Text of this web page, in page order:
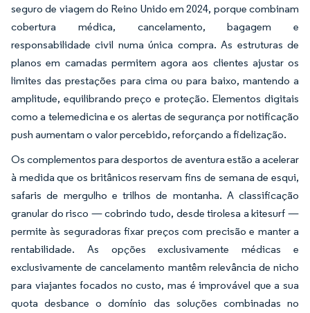
seguro de viagem do Reino Unido em 2024, porque combinam
cobertura médica, cancelamento, bagagem e
responsabilidade civil numa única compra. As estruturas de
planos em camadas permitem agora aos clientes ajustar os
limites das prestações para cima ou para baixo, mantendo a
amplitude, equilibrando preço e proteção. Elementos digitais
como a telemedicina e os alertas de segurança por notificação
push aumentam o valor percebido, reforçando a fidelização.
Os complementos para desportos de aventura estão a acelerar
à medida que os britânicos reservam fins de semana de esqui,
safaris de mergulho e trilhos de montanha. A classificação
granular do risco — cobrindo tudo, desde tirolesa a kitesurf —
permite às seguradoras fixar preços com precisão e manter a
rentabilidade. As opções exclusivamente médicas e
exclusivamente de cancelamento mantêm relevância de nicho
para viajantes focados no custo, mas é improvável que a sua
quota desbance o domínio das soluções combinadas no